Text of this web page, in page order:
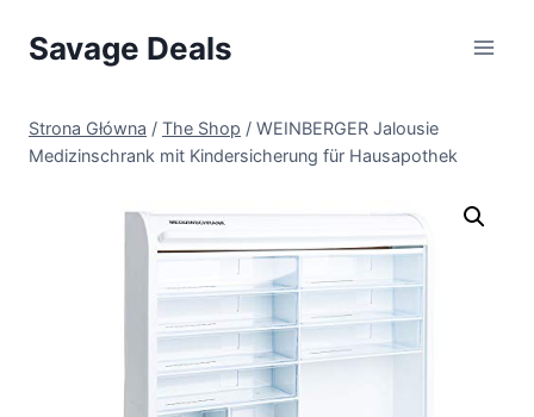
Savage Deals
Strona Główna / The Shop / WEINBERGER Jalousie
Medizinschrank mit Kindersicherung für Hausapothek